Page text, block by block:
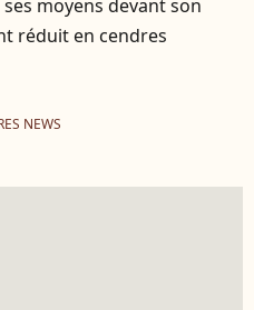
moyens devant son
réduit en cendres
NEWS